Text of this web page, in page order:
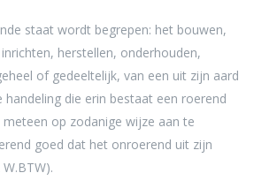
staat wordt begrepen: het bouwen,
herstellen, onderhouden,
of gedeeltelijk, van een uit zijn aard
die erin bestaat een roerend
op zodanige wijze aan te
goed dat het onroerend uit zijn